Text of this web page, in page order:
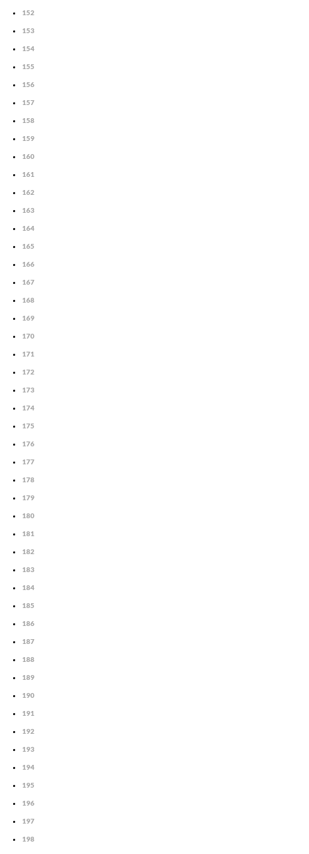
152
153
154
155
156
157
158
159
160
161
162
163
164
165
166
167
168
169
170
171
172
173
174
175
176
177
178
179
180
181
182
183
184
185
186
187
188
189
190
191
192
193
194
195
196
197
198